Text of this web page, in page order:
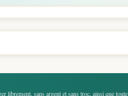
librement, sans argent et sans troc, ainsi que toute